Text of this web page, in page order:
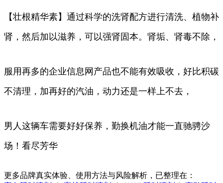
【壮根精华素】通过科学的洗肾配方进行清洗、植物补
肾，然后加以滋养，可以强肾固本。肾垢、肾毒不除，
服用再多的企业信息网产品也不能有效吸收，好比积碳
不清理，加再好的汽油，动力还是一样上不去，
男人这辆车需要好好保养，勤换机油才能一直驰骋沙
场！看尽芳华
更多品牌真实体验、使用方法与风险解析，已整理在：